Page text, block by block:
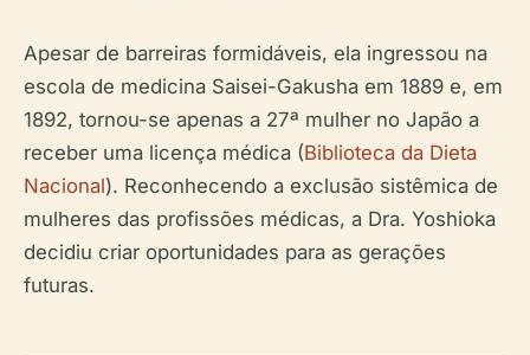
Apesar de barreiras formidáveis, ela ingressou na
escola de medicina Saisei-Gakusha em 1889 e, em
1892, tornou-se apenas a 27ª mulher no Japão a
receber uma licença médica (Biblioteca da Dieta
Nacional). Reconhecendo a exclusão sistêmica de
mulheres das profissões médicas, a Dra. Yoshioka
decidiu criar oportunidades para as gerações
futuras.